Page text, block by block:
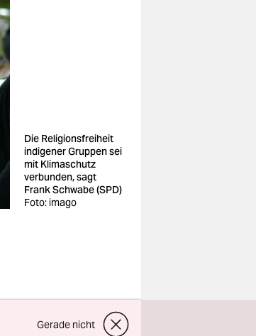
Die Religionsfreiheit
indigener Gruppen sei
mit Klimaschutz
verbunden, sagt
Frank Schwabe (SPD)
Foto: imago
Gerade nicht